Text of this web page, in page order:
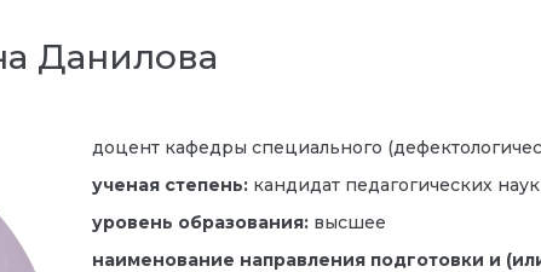
Данилова
доцент кафедрыспециального
ученая степень: кандидат педагогических наук
уровень образования: высшее
наименование направления подготовки и